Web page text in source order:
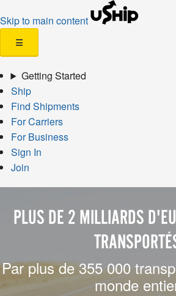
Skip to main content
☰
Getting Started
Ship
Find Shipments
For Carriers
For Business
Sign In
Join
PLUS DE 2 MILLIARDS
Par plus de 355 000
monde